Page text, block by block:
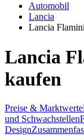
Automobil
Lancia
Lancia
Lancia
kaufen
Preise & Marktwerte
und Schwachstellen
Design